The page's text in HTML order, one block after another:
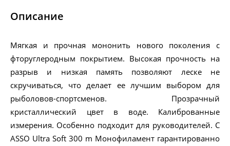
Описание
Мягкая и прочная мононить нового поколения с
фторуглеродным покрытием. Высокая прочность на
разрыв и низкая память позволяют леске не
скручиваться, что делает ее лучшим выбором для
рыболовов-спортсменов. Прозрачный
кристаллический цвет в воде. Калиброванные
измерения. Особенно подходит для руководителей. С
ASSO Ultra Soft 300 m Монофиламент гарантированно